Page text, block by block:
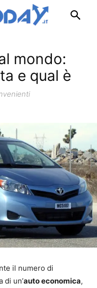
mondo:
e qual è
il numero di
di un’auto economica,